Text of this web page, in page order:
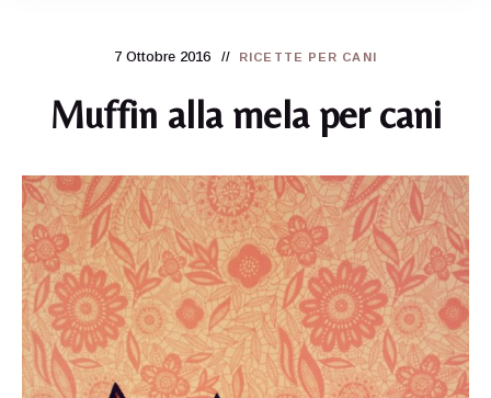
7 Ottobre 2016 RICETTE PER CANI
Muffin alla mela per cani